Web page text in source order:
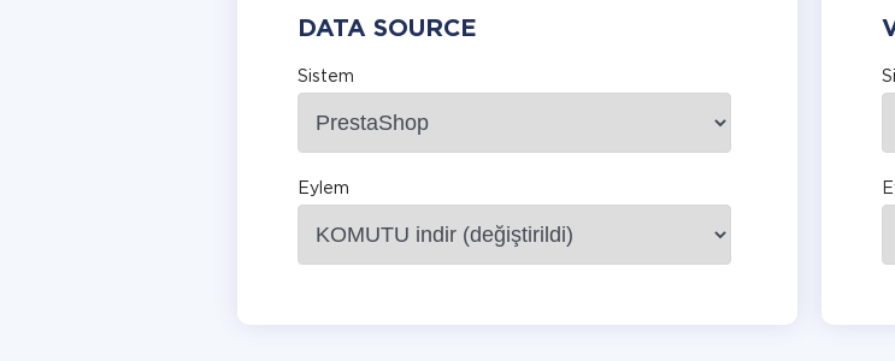
DATA SOURCE
Sistem
Eylem